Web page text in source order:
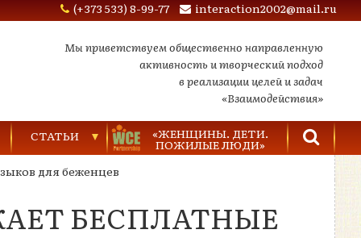
(+373 533) 8-99-77 interaction2002@mail.ru
Мы приветствуем общественно направленную
активность и творческий подход
в реализации целей и задач
«Взаимодействия»
СТАТЬИ
Торговля людьми
Насилие в семье
«ЖЕНЩИНЫ. ДЕТИ.
ПОЖИЛЫЕ ЛЮДИ»
для беженцев
БЕСПЛАТНЫЕ